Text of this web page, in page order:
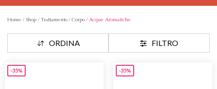
Home / Shop / Trattamento / Corpo / Acque Aromatiche
ORDINA FILTRO
-35% -35%